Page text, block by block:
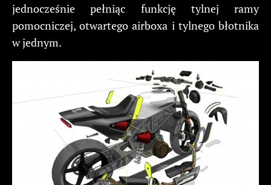
jednocześnie pełniąc funkcję tylnej ramy
pomocniczej, otwartego airboxa i tylnego błotnika
w jednym.